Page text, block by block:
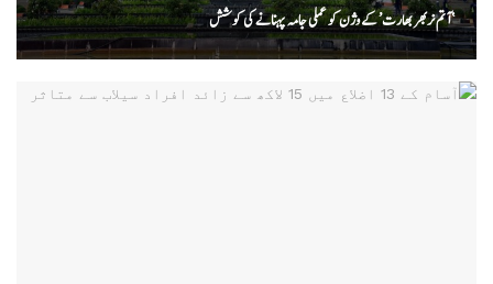
‘ آتم نربھر بھارت’ کے وژن کو عملی جامہ پہنانے کی کوشش